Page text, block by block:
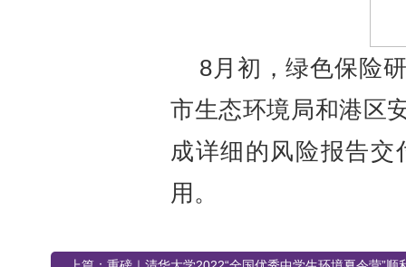
8月初，绿色保险
市生态环境局和港区
成详细的风险报告
用。